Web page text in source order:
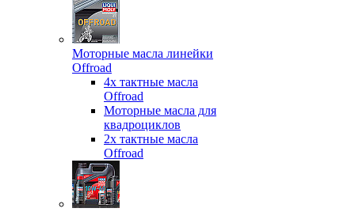
Моторные масла линейки
Offroad
4х тактные масла
Offroad
Моторные масла для
квадроциклов
2х тактные масла
Offroad